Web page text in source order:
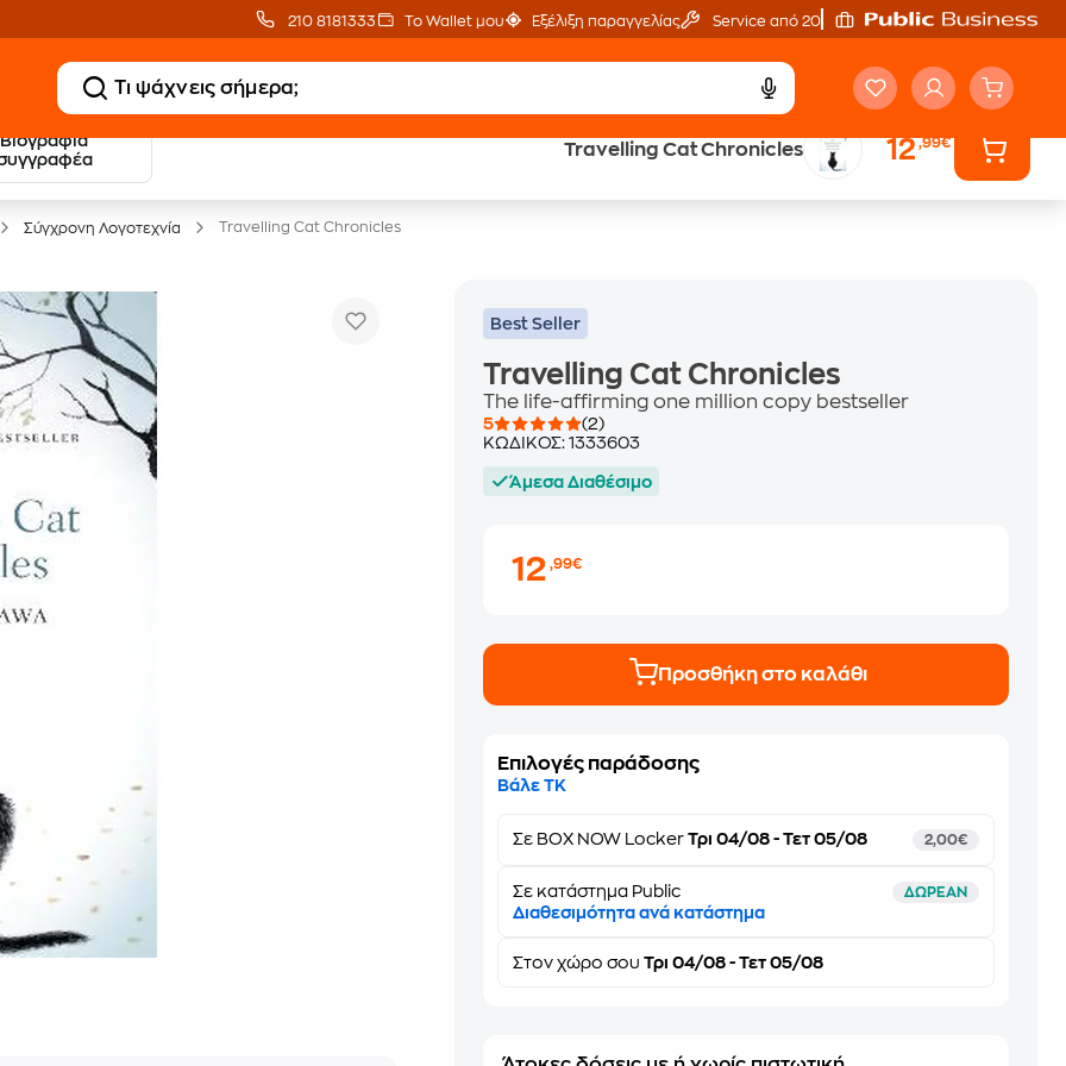
210 8181333 Το Wallet μου Εξέλιξη παραγγελίας Service από 20'
Βιογραφία
Travelling Cat Chronicles 12,99€
20 € Public επιστροφή
με Snappi
Έλα στον κόσμο
Σύγχρονη Λογοτεχνία Travelling Cat Chronicles
Best Seller
Travelling Cat Chronicles
The life-affirming one million copy bestseller
5
(2)
ΚΩΔΙΚΟΣ:1333603
Άμεσα Διαθέσιμο
12,99€
Προσθήκη στο καλάθι
Επιλογές παράδοσης
Βάλε ΤΚ
Σε BOX NOW Locker Τρι 04/08 - Τετ 05/08 2,00€
Σε κατάστημα Public ΔΩΡΕΑΝ
Διαθεσιμότητα ανά κατάστημα
Στονχώρο σου Τρι 04/08 - Τετ 05/08